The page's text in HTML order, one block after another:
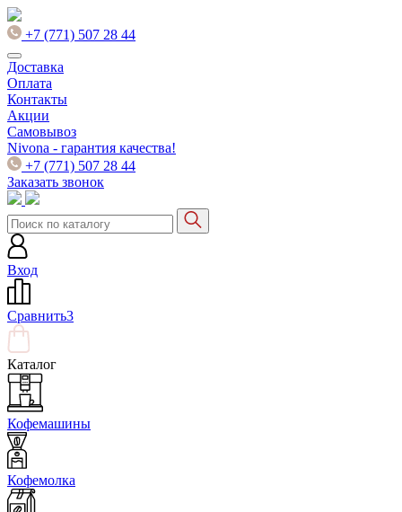
+7 (771) 507 28 44
Доставка
Оплата
Контакты
Акции
Самовывоз
Nivona - гарантия качества!
+7 (771) 507 28 44
Заказать звонок
Вход
Сравнить3
Каталог
Кофемашины
Кофемолка